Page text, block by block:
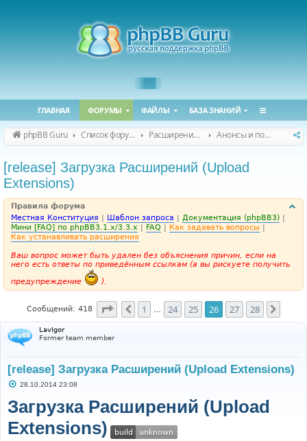
ГЛАВНАЯ ФОРУМЫ ФАЙЛЫ БАЗА ЗНАНИЙ
phpBB Guru Список форумов Расширения phpBB Анонсы и поддержка расширений для phpBB
[release] Загрузка Расширений (Upload
Extensions)
Правила форума
Местная Конституция | Шаблон запроса | Документация (phpBB3) |
Мини [FAQ] по phpBB3.1.x/3.3.x | FAQ | Как задавать вопросы |
Как устанавливать расширения
Ваш вопрос может быть удален без объяснения причин, если на
него есть ответы по приведённым ссылкам (а вы рискуете получить
предупреждение
).
Сообщений: 418 Страница26 из 28
Пред.
1 24 25 26 27 28
LavIgor
Former team member
[release] Загрузка Расширений (Upload Extensions)
С
б
е
н
28.10.2014 23:08
Загрузка Расширений (Upload
Extensions)